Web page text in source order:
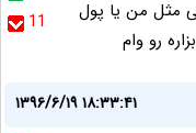
11
مثل من یا پول
رو وام
۱۳۹۶/۶/۱۹ ۱۸:۳۳:۴۱